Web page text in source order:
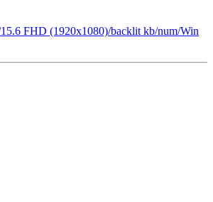
FHD (1920x1080)/backlit kb/num/Win